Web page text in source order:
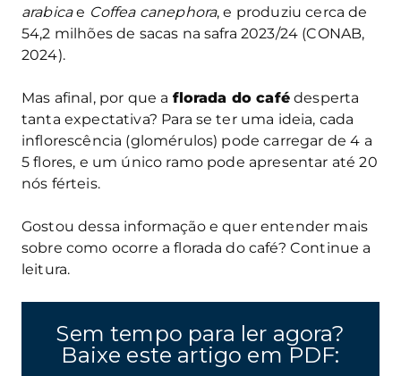
arabicae Coffea canephora, e produziu cerca de
54,2 milhões de sacas na safra 2023/24 (CONAB,
2024).
Mas afinal, por que a florada do cafédesperta
tanta expectativa? Para se ter uma ideia, cada
inflorescência (glomérulos) pode carregar de 4 a
5 flores, e um único ramo pode apresentar até 20
nós férteis.
Gostou dessa informação e quer entender mais
sobre como ocorre a florada do café? Continue a
leitura.
Sem tempo para ler agora?
Baixe este artigo em PDF: